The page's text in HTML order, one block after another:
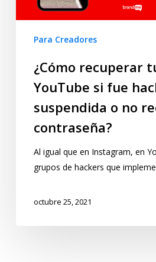
Para Creadores
¿Cómo recuperar
YouTube si fue
suspendida o no
contraseña?
Al igual que en Instagram, en
grupos de hackers que
octubre 25, 2021